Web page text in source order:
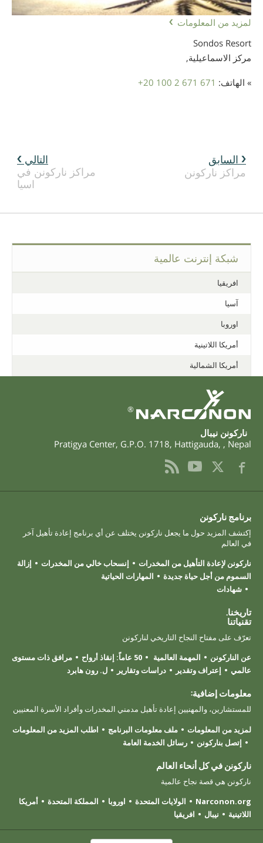
لمزيد من المعلومات
Sondos Resort
مركز الاسماعيلية,
» الهاتف: +20 100 2 671 671
التالي
مراكز ناركونن في
اسيا
السابق
مراكز ناركونن
شبكة إنترنت عالمية
افريقيا
آسيا
اوروبا
أمريكا اللاتينية
أمريكا الشمالية
®
ناركونن نيبال
Pratigya Center, G.P.O. 1718, Hattigauda, , Nepal
برنامج ناركونن
إكتشف المزيد حول ما يجعل ناركونن يختلف عن أي برنامج إعادة تأهيل آخر
في العالم
ناركونن لإعادة التأهيل من المخدرات
إنسحاب خالي من المخدرات
إزالة
السموم من أجل حياة جديدة
المهارات الحياتية
شهادات
تاريخنا.
تقنياتنا
تعرّف على مفتاح النجاح التاريخي لناركونن
عن الناركونن
المهمة العالمية 50 عاماً: إنقاذ أرواح
مرافق ذات مستوى
عالمي
إعتراف وتقدير دراسات وتقارير ل. رون هابرد
معلومات إضافية:
للمستشارين، والمهنيين إعادة تأهيل مدمني المخدرات وأفراد الأسرة المعنيين
لمزيد من المعلومات
ملف معلومات البرنامج
اطلب المزيد من المعلومات
إتصل بناركونن
رسائل الخدمة العامة
ناركونن في كل أنحاء العالم
ناركونن هي قصة نجاح عالمية
Narconon.org
الولايات المتحدة اوروبا المملكة المتحدة
أمريكا
اللاتينية
نيبال افريقيا